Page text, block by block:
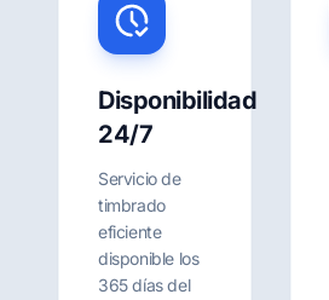
Disponibilidad
24/7
Servicio de
timbrado
eficiente
disponible los
365 días del